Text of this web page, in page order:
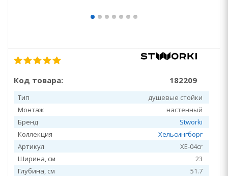
Код товара: 182209
Тип
душевые стойки
Монтаж
настенный
Бренд
Stworki
Коллекция
Хельсингборг
Артикул
XE-04cr
Ширина, см
23
Глубина, см
51.7